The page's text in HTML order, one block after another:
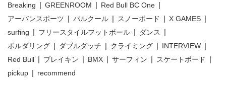
Breaking
GREENROOM
Red Bull BC One
アーバンスポーツ
パルクール スノーボード
X GAMES
surfing
フリースタイルフットボール
ダンス
ボルダリング
ダブルダッチ クライミング
INTERVIEW
Red Bull
ブレイキン BMX サーフィン
スケートボード
pickup
recommend